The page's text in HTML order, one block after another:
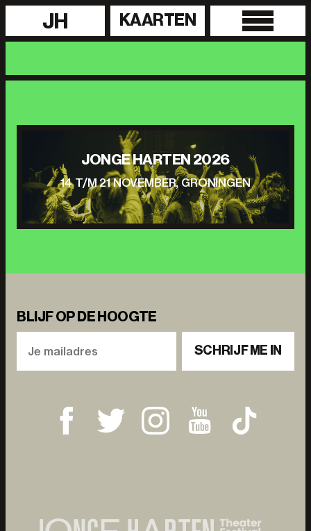
JH KAARTEN
JONGE HARTEN 2026
14 T/M 21 NOVEMBER, GRONINGEN
BLIJF OP DE HOOGTE
SCHRIJF ME IN